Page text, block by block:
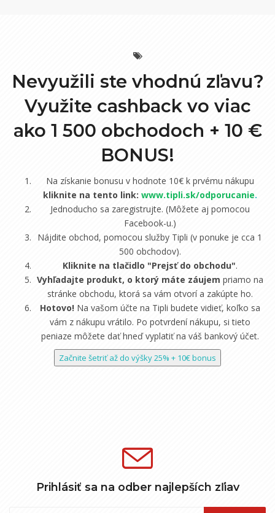
Nevyužili ste vhodnú zľavu?
Využite cashback vo viac
ako 1 500 obchodoch + 10 €
BONUS!
Na získanie bonusu v hodnote 10€ k prvému nákupu
kliknite na tento link: www.tipli.sk/odporucanie.
Jednoducho sa zaregistrujte. (Môžete aj pomocou
Facebook-u.)
Nájdite obchod, pomocou služby Tipli (v ponuke je cca 1
500 obchodov).
Kliknite na tlačidlo "Prejsť do obchodu".
Vyhľadajte produkt, o ktorý máte záujem priamo na
stránke obchodu, ktorá sa vám otvorí a zakúpte ho.
Hotovo! Na vašom účte na Tipli budete vidieť, koľko sa
vám z nákupu vrátilo. Po potvrdení nákupu, si tieto
peniaze môžete dať hneď vyplatiť na váš bankový účet.
Začnite šetriť až do výšky 25% + 10€ bonus
Prihlásiť sa na odber najlepších zľiav